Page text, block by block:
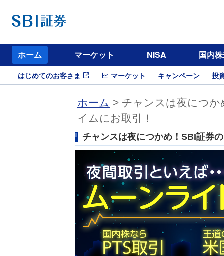
ホーム マーケット NISA 国内
はじめてのお客さま マーケット キャンペーン 投
ホーム > チャンスは夜につ
イムにお取引！
チャンスは夜につかめ！SBI証券